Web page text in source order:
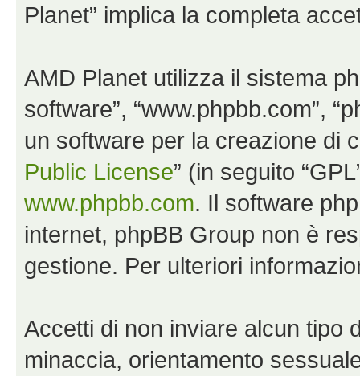
Planet” implica la completa
AMD Planet utilizza il sistema
software”, “www.phpbb.com”,
un software per la creazione di
Public License” (in seguito
www.phpbb.com. Il software
internet, phpBB Group non è
gestione. Per ulteriori
Accetti di non inviare alcun tipo
minaccia, orientamento